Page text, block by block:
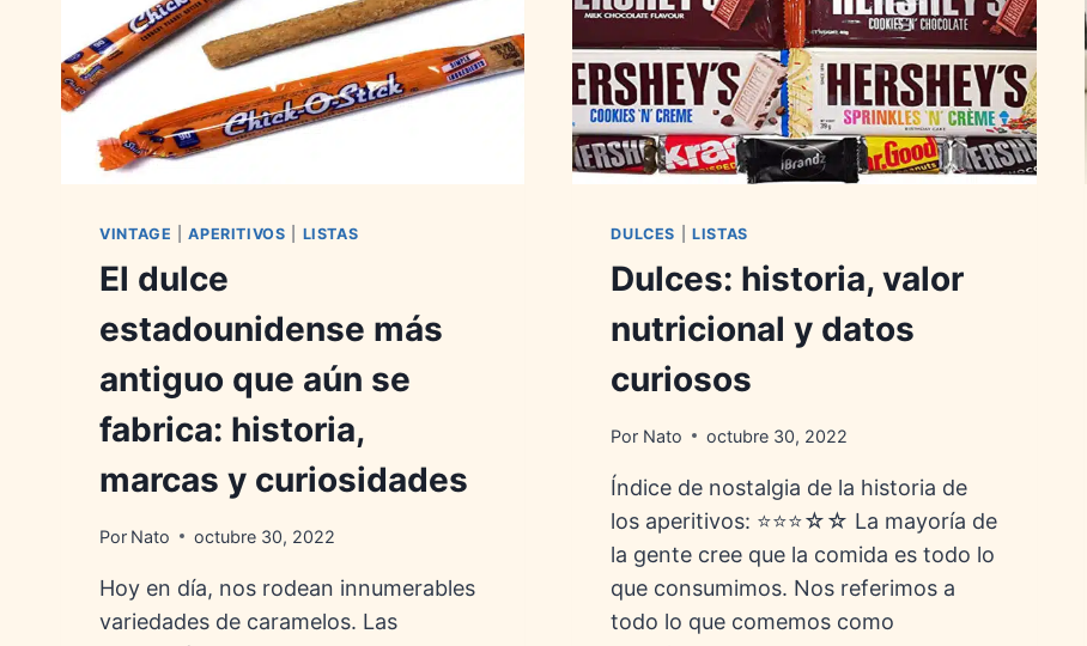
DATOS
CURIOSOS
VINTAGE |APERITIVOS LISTAS
El dulce
estadounidense más
antiguo que aún se
fabrica: historia,
marcas y curiosidades
Por Nato octubre 30, 2022
Hoy en día, nos rodean innumerables
variedades de caramelos. Las
DULCES LISTAS
Dulces: historia, valor
nutricional y datos
curiosos
Por Nato octubre 30, 2022
Índice de nostalgia de la historia de
los aperitivos: ⭐⭐⭐☆☆ La mayoría de
la gente cree que la comida es todo lo
que consumimos. Nos referimos a
todo lo que comemos como